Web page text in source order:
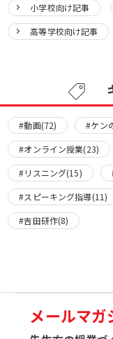
小学校向け記事
高等学校向け記事
#動画(72) #ケン
#オンライン授業(23)
#リスニング(15)
#スピーキング指導(11)
#吉田研作(8)
メールマガ